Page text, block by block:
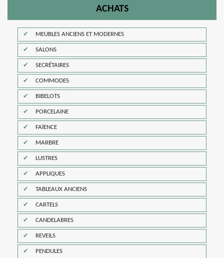
ACHATS
MEUBLES ANCIENS ET MODERNES
SALONS
SECRÉTAIRES
COMMODES
BIBELOTS
PORCELAINE
FAÏENCE
MARBRE
LUSTRES
APPLIQUES
TABLEAUX ANCIENS
CARTELS
CANDELABRES
REVEILS
PENDULES